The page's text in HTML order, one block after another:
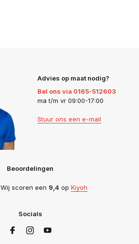
Advies op maat nodig?
Bel ons via 0165-512603
ma t/m vr 09:00-17:00
Stuur ons een e-mail
Beoordelingen
Wij scoren een 9,4 op Kiyoh
Socials